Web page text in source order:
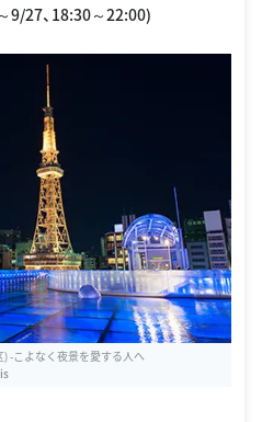
9/27、18:30～22:00)
-こよなく夜景を愛する人へ